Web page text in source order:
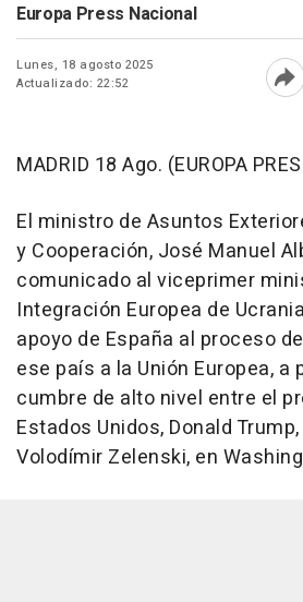
Europa Press Nacional
Lunes, 18 agosto 2025
Actualizado: 22:52
MADRID 18 Ago. (EUROPA
El ministro de Asuntos
y Cooperación, José Manuel
comunicado al viceprimer
Integración Europea de
apoyo de España al proceso
ese país a la Unión Europea, a
cumbre de alto nivel entre el
Estados Unidos, Donald
Volodímir Zelenski, en